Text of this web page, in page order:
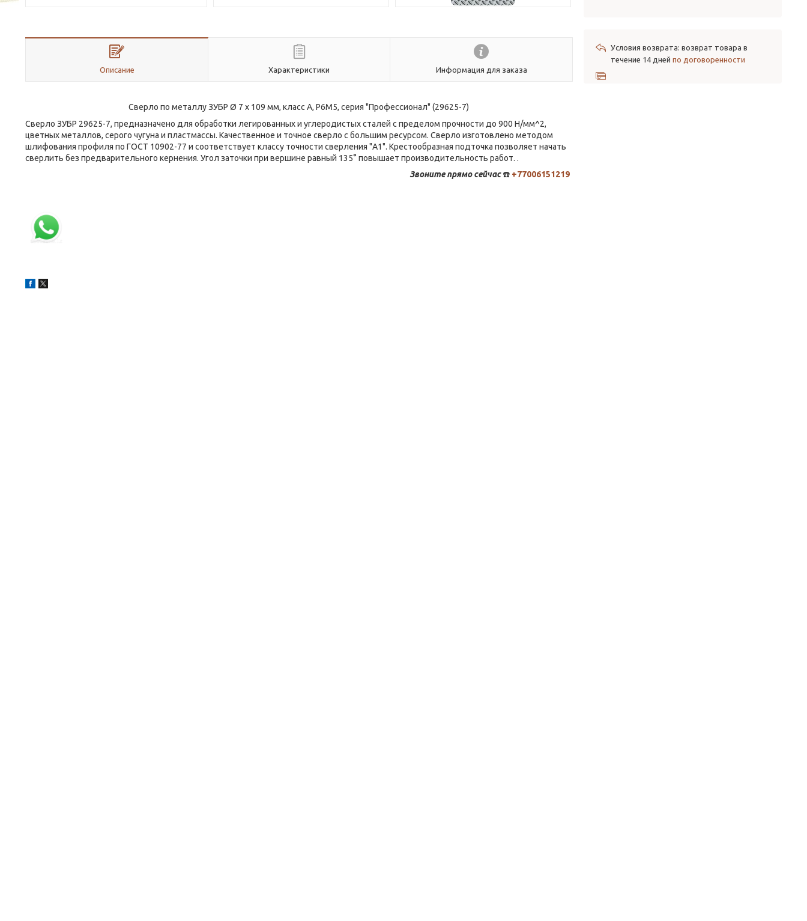
Описание Характеристики Информация для заказа
Сверло по металлу ЗУБР Ø 7 x 109 мм, класс А, Р6М5, серия "Профессионал" (29625-7)
Сверло ЗУБР 29625-7, предназначено для обработки легированных и углеродистых сталей с пределом прочности до 900 Н/мм^2,
цветных металлов, серого чугуна и пластмассы. Качественное и точное сверло с большим ресурсом. Сверло изготовлено методом
шлифования профиля по ГОСТ 10902-77 и соответствует классу точности сверления "А1". Крестообразная подточка позволяет начать
сверлить без предварительного кернения. Угол заточки при вершине равный 135° повышает производительность работ. .
Звоните прямо сейчас ☎️ +77006151219
возврат товара в
течение 14 дней по договоренности